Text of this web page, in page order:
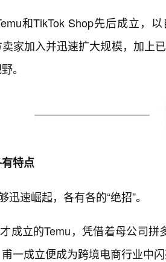
和TikTok Shop先后成立，
家加入并迅速扩大规模，加上
。
特点
迅速崛起，各有各的“绝招”。
成立的Temu，凭借着母公司
一成立便成为跨境电商行业中